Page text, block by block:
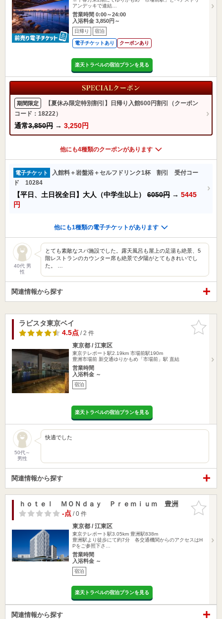
アンデッキで連結…
営業時間 0:00～24:00
入浴料金 3,850円～
日帰り 宿泊
電子チケットあり クーポンあり
楽天トラベルの宿泊プランを見る
期間限定
【夏休み限定特別割引】日帰り入館600円割引（クーポン
コード：18222）
通常3,850円 → 3,250円
他にも4種類のクーポンがあります
電子チケット
入館料＋岩盤浴＋セルフドリンク1杯 割引 受付コー
ド 10284
【平日、土日祝全日】大人（中学生以上） 6050円 → 5445
円
他にも1種類の電子チケットがあります
40代 男
性
とても素敵なスパ施設でした。露天風呂も屋上の足湯も絶景、5
階レストランのカウンター席も絶景で夕陽がとてもきれいでし
た。 …
関連情報から探す
お気に入
りに追加
ラビスタ東京ベイ
4.5点/ 2 件
東京都 / 江東区
東京テレポート駅2.19km 市場前駅190m
豊洲市場前 新交通ゆりかもめ「市場前」駅 直結
営業時間
入浴料金 ～
宿泊
楽天トラベルの宿泊プランを見る
50代～
男性
快適でした
関連情報から探す
お気に入
りに追加
ｈｏｔｅｌ ＭＯＮｄａｙ Ｐｒｅｍｉｕｍ 豊洲
-点/ 0 件
東京都 / 江東区
東京テレポート駅3.05km 豊洲駅838m
豊洲駅より徒歩にて約7分 各交通機関からのアクセスはH
Pをご参照下さ…
営業時間
入浴料金 ～
宿泊
楽天トラベルの宿泊プランを見る
関連情報から探す